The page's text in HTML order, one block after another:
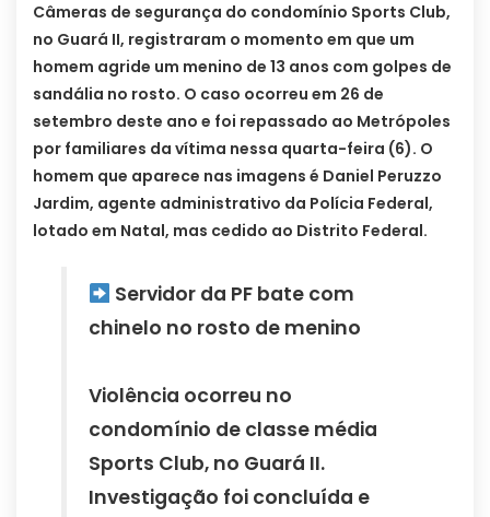
Câmeras de segurança do condomínio Sports Club,
no Guará II, registraram o momento em que um
homem agride um menino de 13 anos com golpes de
sandália no rosto. O caso ocorreu em 26 de
setembro deste ano e foi repassado ao Metrópoles
por familiares da vítima nessa quarta-feira (6). O
homem que aparece nas imagens é Daniel Peruzzo
Jardim, agente administrativo da Polícia Federal,
lotado em Natal, mas cedido ao Distrito Federal.
Servidor da PF bate com
chinelo no rosto de menino
Violência ocorreu no
condomínio de classe média
Sports Club, no Guará II.
Investigação foi concluída e